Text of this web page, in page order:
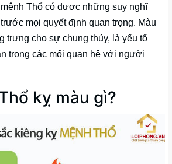
Thổ có được những suy nghĩ
mọi quyết định quan trọng. Màu
trưng cho sự chung thủy, là yếu tố
trong các mối quan hệ với người
kỵ màu gì?